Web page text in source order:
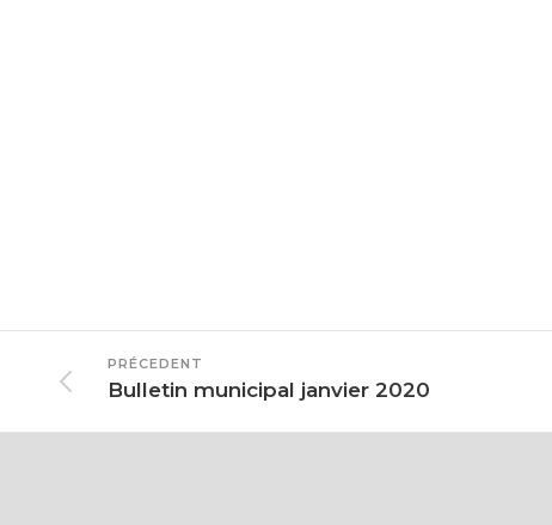
PRÉCEDENT
Bulletin municipal janvier 2020